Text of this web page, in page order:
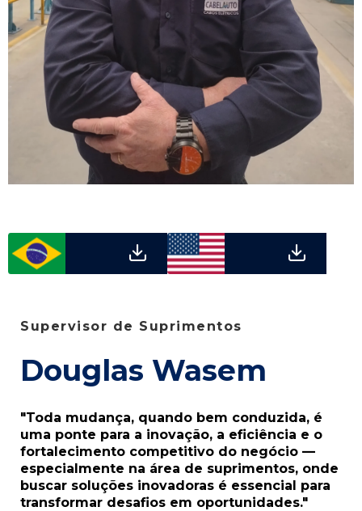
Supervisor de Suprimentos
Douglas Wasem
"Toda mudança, quando bem conduzida, é
uma ponte para a inovação, a eficiência e o
fortalecimento competitivo do negócio —
especialmente na área de suprimentos, onde
buscar soluções inovadoras é essencial para
transformar desafios em oportunidades."